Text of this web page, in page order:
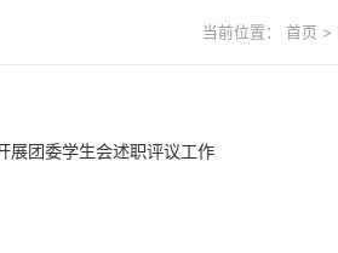
当前位置： 首页 >
程 --生命科学学院开展团委学生会述职评议工作